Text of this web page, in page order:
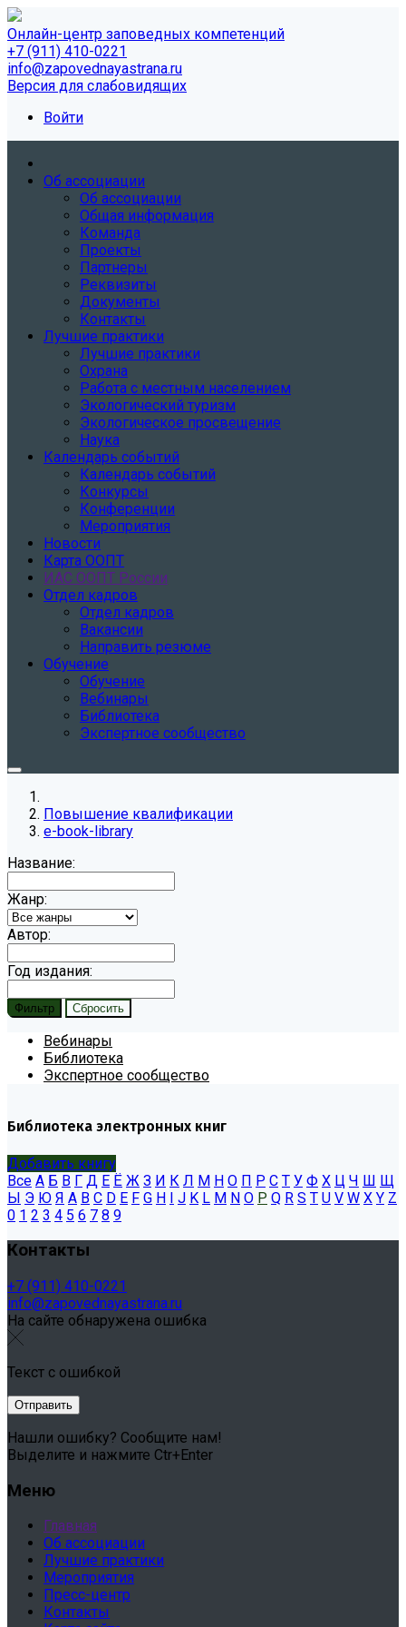
Онлайн-центр заповедных компетенций
+7 (911) 410-0221
info@zapovednayastrana.ru
Версия для слабовидящих
Войти
Об ассоциации
Об ассоциации
Общая информация
Команда
Проекты
Партнеры
Реквизиты
Документы
Контакты
Лучшие практики
Лучшие практики
Охрана
Работа с местным населением
Экологический туризм
Экологическое просвещение
Наука
Календарь событий
Календарь событий
Конкурсы
Конференции
Мероприятия
Новости
Карта ООПТ
ИАС ООПТ России
Отдел кадров
Отдел кадров
Вакансии
Направить резюме
Обучение
Обучение
Вебинары
Библиотека
Экспертное сообщество
Повышение квалификации
e-book-library
Название:
Жанр:
Автор:
Год издания:
Вебинары
Библиотека
Экспертное сообщество
Библиотека электронных книг
Добавить книгу
Все А Б В Г Д Е Ё Ж З И К Л М Н О П Р С Т У Ф Х Ц Ч Ш Щ
Ы Э Ю Я A B C D E F G H I J K L M N O P Q R S T U V W X Y Z
0 1 2 3 4 5 6 7 8 9
Контакты
+7 (911) 410-0221
info@zapovednayastrana.ru
На сайте обнаружена ошибка
Текст с ошибкой
Нашли ошибку? Сообщите нам!
Выделите и нажмите Ctr+Enter
Меню
Главная
Об ассоциации
Лучшие практики
Мероприятия
Пресс-центр
Контакты